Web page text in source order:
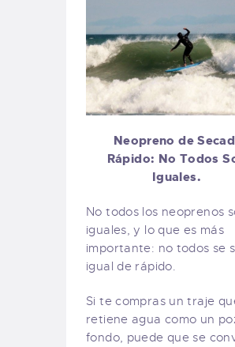
Neopreno de
Rápido: No Todos
Iguales.
No todos los neoprenos
iguales, y lo que es más
importante: no todos se
igual de rápido.
Si te compras un traje
retiene agua como un
fondo, puede que se